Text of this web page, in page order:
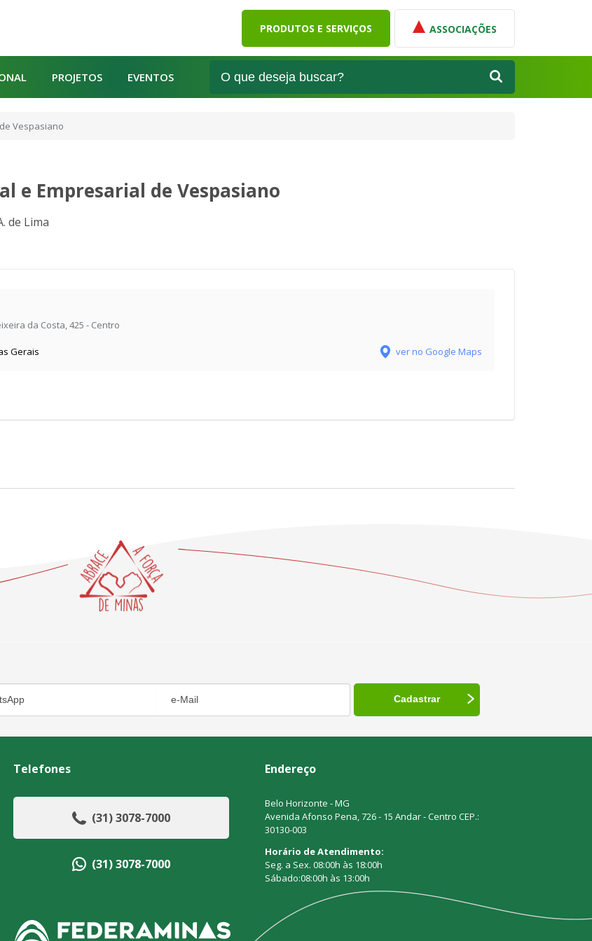
PRODUTOS E SERVIÇOS ASSOCIAÇÕES
PROJETOS EVENTOS
Vespasiano
e Empresarial de Vespasiano
de Lima
da Costa, 425 - Centro
Gerais
ver no Google Maps
Telefones
(31) 3078-7000
(31) 3078-7000
Endereço
Belo Horizonte - MG
Avenida Afonso Pena, 726 - 15 Andar - Centro CEP.:
30130-003
Horário de Atendimento:
Seg. a Sex. 08:00h às 18:00h
Sábado:08:00h às 13:00h